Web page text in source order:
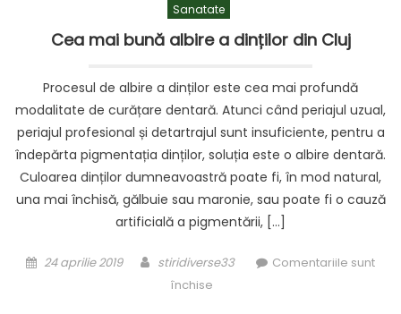
Sanatate
Cea mai bună albire a dinților din Cluj
Procesul de albire a dinților este cea mai profundă
modalitate de curățare dentară. Atunci când periajul uzual,
periajul profesional și detartrajul sunt insuficiente, pentru a
îndepărta pigmentația dinților, soluția este o albire dentară.
Culoarea dinților dumneavoastră poate fi, în mod natural,
una mai închisă, gălbuie sau maronie, sau poate fi o cauză
artificială a pigmentării, […]
Posted
24 aprilie 2019 Author
stiridiverse33
Comentariile sunt
închisepentru